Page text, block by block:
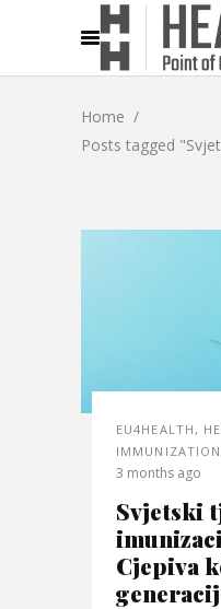
Home /
Posts tagged
EU4HEALTH ,
IMMUNIZATION
3 months ago
Svjetski
Cjepiva